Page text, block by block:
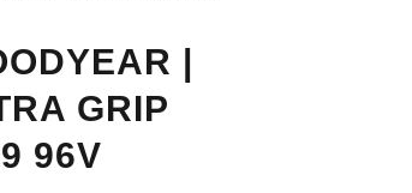
|
GRIP
96V